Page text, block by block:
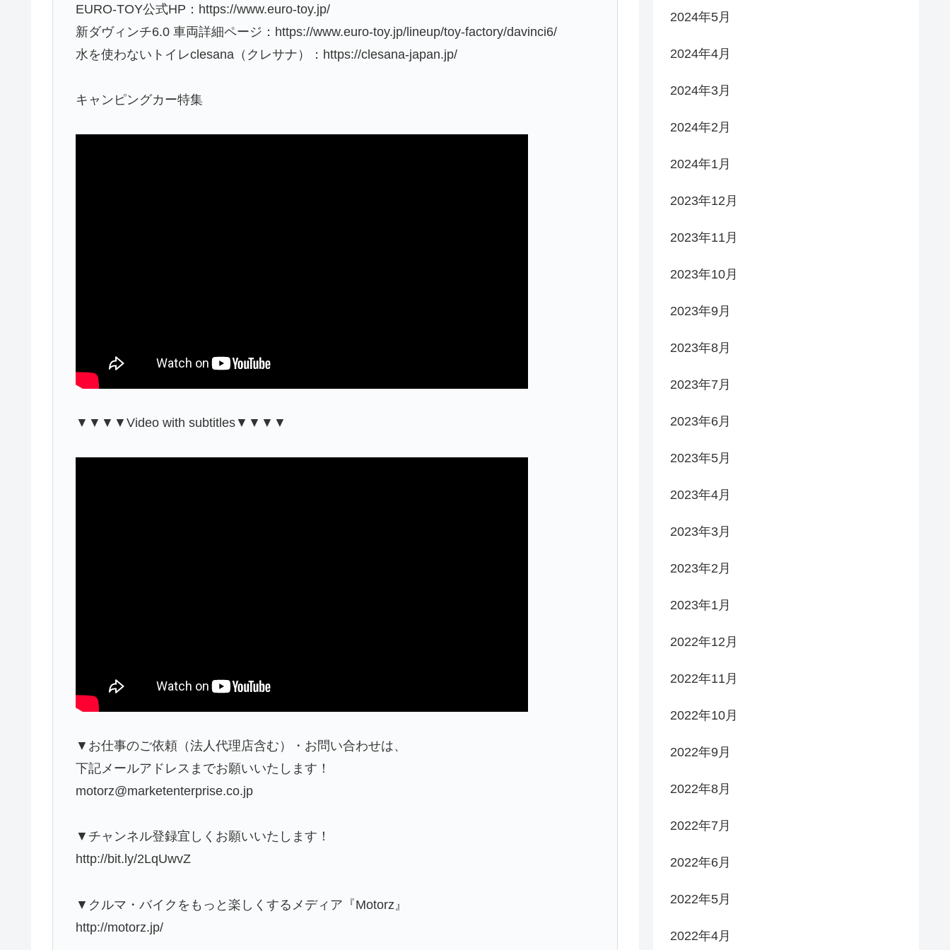
EURO-TOY公式HP：https://www.euro-toy.jp/
新ダヴィンチ6.0 車両詳細ページ：https://www.euro-toy.jp/lineup/toy-factory/davinci6/
水を使わないトイレclesana（クレサナ）：https://clesana-japan.jp/
キャンピングカー特集
▼▼▼▼Video with subtitles▼▼▼▼
▼お仕事のご依頼（法人代理店含む）・お問い合わせは、
下記メールアドレスまでお願いいたします！
motorz@marketenterprise.co.jp
▼チャンネル登録宜しくお願いいたします！
http://bit.ly/2LqUwvZ
▼クルマ・バイクをもっと楽しくするメディア『Motorz』
http://motorz.jp/
2024年5月
2024年4月
2024年3月
2024年2月
2024年1月
2023年12月
2023年11月
2023年10月
2023年9月
2023年8月
2023年7月
2023年6月
2023年5月
2023年4月
2023年3月
2023年2月
2023年1月
2022年12月
2022年11月
2022年10月
2022年9月
2022年8月
2022年7月
2022年6月
2022年5月
2022年4月